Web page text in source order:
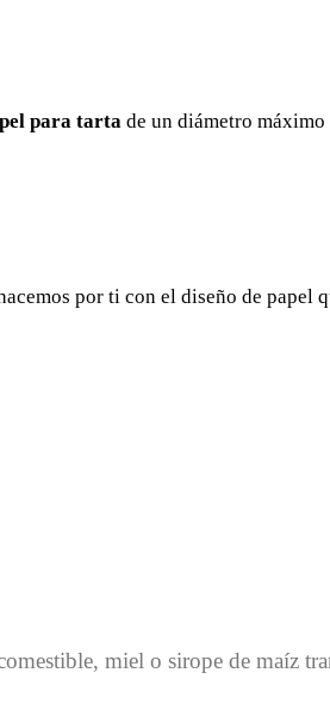
para tarta de un diámetro máximo
por ti con el diseño de papel
miel o sirope de maíz